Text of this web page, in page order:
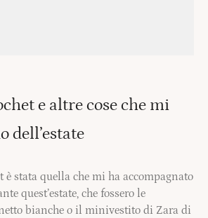
e altre cose che mi
dell’estate
è stata quella che mi ha accompagnato
quest’estate, che fossero le
bianche o il minivestito di Zara di